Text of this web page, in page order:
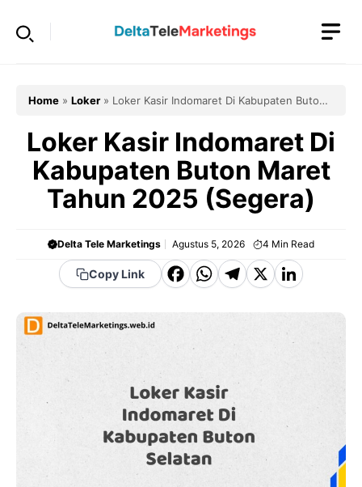
Home » Loker » Loker Kasir Indomaret Di Kabupaten Buton
Loker Kasir Indomaret Di
Kabupaten Buton Maret
Tahun 2025 (Segera)
Delta Tele Marketings Agustus 5, 2026 4 Min Read
Copy Link
F
e
o
o
k
W
a
t
s
A
p
p
T
g
a
m
X Li
k
e